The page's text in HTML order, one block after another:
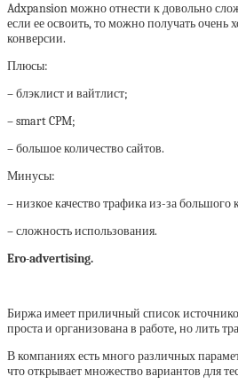
Adxpansion можно отнести к довольно
если ее освоить, то можно получать очень
конверсии.
Плюсы:
– блэклист и вайтлист;
– smart CPM;
– большое количество сайтов.
Минусы:
– низкое качество трафика из-за большого
– сложность использования.
Ero-advertising.
Биржа имеет приличный список
проста и организована в работе, но лить
В компаниях есть много различных
что открывает множество вариантов для